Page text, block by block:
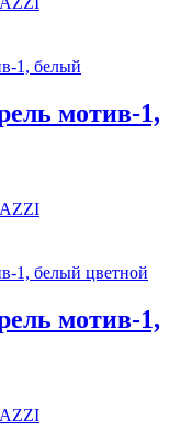
мотив-1,
мотив-1,